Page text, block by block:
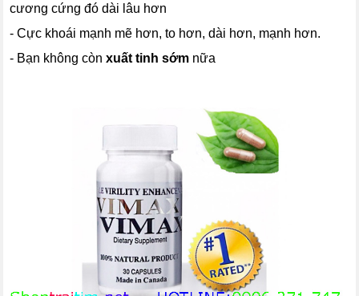
cương cứng đó dài lâu hơn
- Cực khoái mạnh mẽ hơn, to hơn, dài hơn, mạnh hơn.
- Bạn không còn xuất tinh sớm nữa